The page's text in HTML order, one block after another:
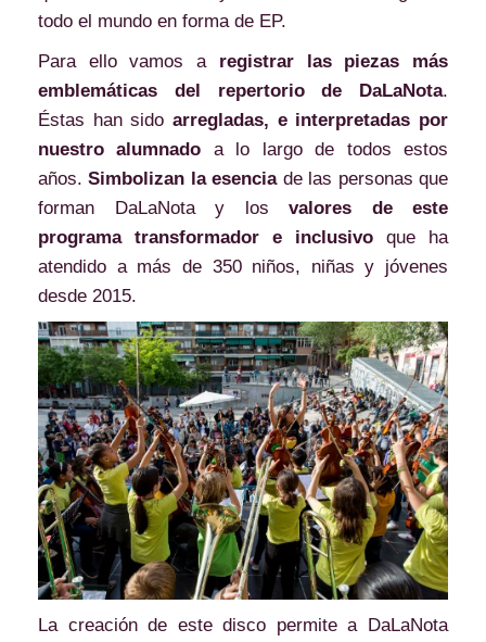
todo el mundo en forma de EP.
Para ello vamos a registrar las piezas más
emblemáticas del repertorio de DaLaNota.
Éstas han sido arregladas, e interpretadas por
nuestro alumnado a lo largo de todos estos
años.Simbolizan la esenciade las personas que
forman DaLaNota y los valores de este
programa transformador e inclusivo que ha
atendido a más de 350 niños, niñas y jóvenes
desde 2015.
La creación de este disco permite a DaLaNota